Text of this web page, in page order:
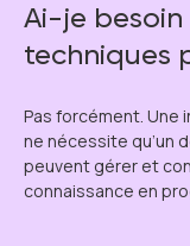
Ai-je
techniques
Pas forcément. Une
ne nécessite qu’un
peuvent gérer et
connaissance en